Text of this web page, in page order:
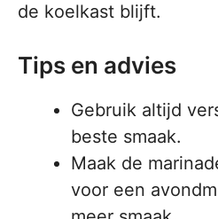
de koelkast blijft.
Tips en advies
Gebruik altijd
beste smaak.
Maak de
voor een